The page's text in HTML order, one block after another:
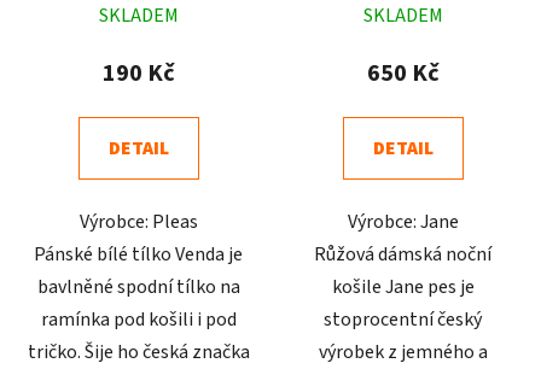
hodnocení
produktu
4,0
z
hvězdiček.
SKLADEM
190 Kč
DETAIL
Výrobce: Pleas
Pánské bílé tílko Venda je
bavlněné spodní tílko na
ramínka pod košili i pod
tričko. Šije ho česká značka
hodnocení
produktu
4,9
z
hvězdiček.
SKLADEM
650 Kč
DETAIL
Výrobce: Jane
Růžová dámská noční
košile Jane pes je
stoprocentní český
výrobek z jemného a